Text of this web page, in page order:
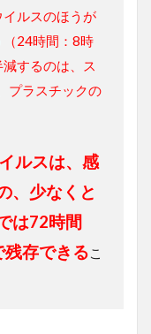
ルスのほうが
（24時間：8時
するのは、ス
プラスチックの
ルスは、感
、少なくと
は72時間
残存できるこ